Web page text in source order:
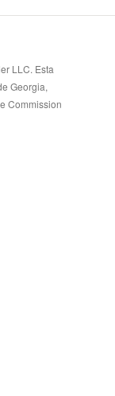
LLC. Esta
Georgia,
Commission